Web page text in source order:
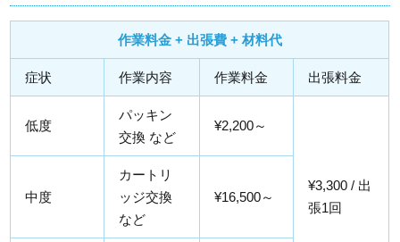
作業料金 + 出張費 + 材料代
症状 作業内容 作業料金 出張料金
低度
パッキン
交換 など
¥2,200～
¥3,300 / 出
張1回
中度
カートリ
ッジ交換
など
¥16,500～